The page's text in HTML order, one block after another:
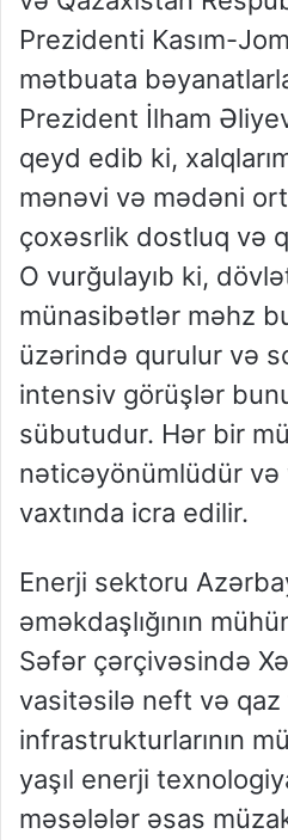
Prezidenti Kasım-
mətbuata
Prezident İlham
qeyd edib ki,
mənəvi və mədəni
çoxəsrlik dostluq və
O vurğulayıb ki,
münasibətlər məhz
üzərində qurulur və
intensiv görüşlər
sübutudur. Hər bir
nəticəyönümlüdür və
vaxtında icra edilir.
Enerji sektoru
əməkdaşlığının
Səfər çərçivəsində
vasitəsilə neft və
infrastrukturlarının
yaşıl enerji
məsələlər əsas